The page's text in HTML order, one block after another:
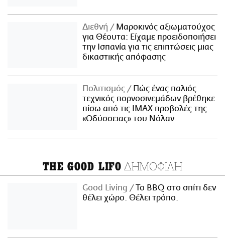
Διεθνή
Μαροκινός αξιωματούχος
για Θέουτα: Είχαμε προειδοποιήσει
την Ισπανία για τις επιπτώσεις μιας
δικαστικής απόφασης
Πολιτισμός
Πώς ένας παλιός
τεχνικός πορνοσινεμάδων βρέθηκε
πίσω από τις IMAX προβολές της
«Οδύσσειας» του Νόλαν
THE GOOD LIFO ΔΗΜΟΦΙΛΗ
Good Living
Το BBQ στο σπίτι δεν
θέλει χώρο. Θέλει τρόπο.